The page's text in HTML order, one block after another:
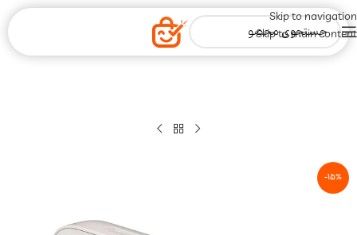
Skip to navigation
Skip to main content
-15%